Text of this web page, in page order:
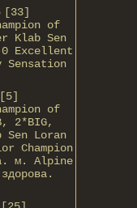
[33]
of
Klab Sen
0 Excellent
Sensation
[5]
of
2*BIG,
Loran
Champion
м. Alpine